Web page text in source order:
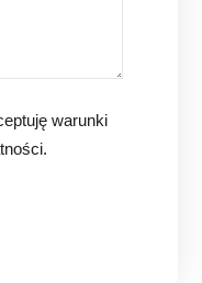
warunki
.